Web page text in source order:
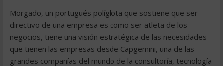
Morgado, un portugués políglota que sostiene que ser
directivo de una empresa es como ser atleta de los
negocios, tiene una visión estratégica de las necesidades
que tienen las empresas desde Capgemini, una de las
grandes compañías del mundo de la consultoría, tecnología